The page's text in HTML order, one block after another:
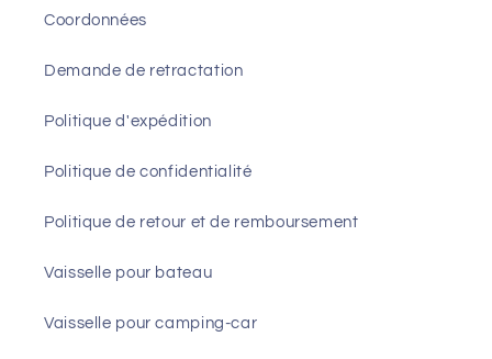
Coordonnées
Demande de retractation
Politique d'expédition
Politique de confidentialité
Politique de retour et de remboursement
Vaisselle pour bateau
Vaisselle pour camping-car